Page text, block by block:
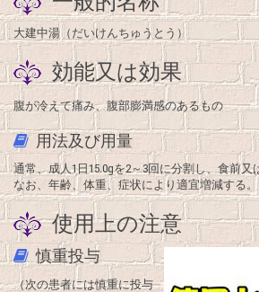
大建中湯（だいけんちゅうとう）
効能又は効果
腹が冷えて痛み、腹部膨満感のあるもの
用法及び用量
通常、成人1日15.0gを2～3回に分割し、食前
なお、年齢、体重、症状により適宜増減する。
使用上の注意
慎重投与
（次の患者には慎重に投与